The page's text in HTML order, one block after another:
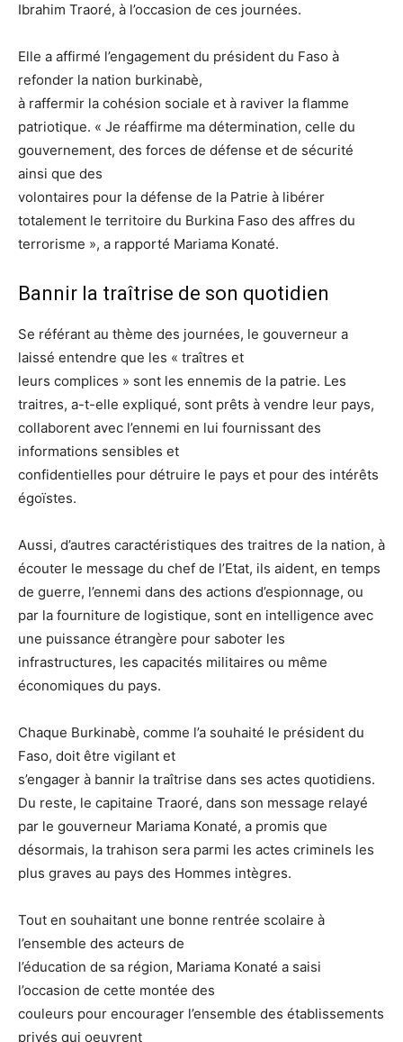
Ibrahim Traoré, à l’occasion de ces journées.
Elle a affirmé l’engagement du président du Faso à
refonder la nation burkinabè,
à raffermir la cohésion sociale et à raviver la flamme
patriotique. « Je réaffirme ma détermination, celle du
gouvernement, des forces de défense et de sécurité
ainsi que des
volontaires pour la défense de la Patrie à libérer
totalement le territoire du Burkina Faso des affres du
terrorisme », a rapporté Mariama Konaté.
Bannir la traîtrise de son quotidien
Se référant au thème des journées, le gouverneur a
laissé entendre que les « traîtres et
leurs complices » sont les ennemis de la patrie. Les
traitres, a-t-elle expliqué, sont prêts à vendre leur pays,
collaborent avec l’ennemi en lui fournissant des
informations sensibles et
confidentielles pour détruire le pays et pour des intérêts
égoïstes.
Aussi, d’autres caractéristiques des traitres de la nation, à
écouter le message du chef de l’Etat, ils aident, en temps
de guerre, l’ennemi dans des actions d’espionnage, ou
par la fourniture de logistique, sont en intelligence avec
une puissance étrangère pour saboter les
infrastructures, les capacités militaires ou même
économiques du pays.
Chaque Burkinabè, comme l’a souhaité le président du
Faso, doit être vigilant et
s’engager à bannir la traîtrise dans ses actes quotidiens.
Du reste, le capitaine Traoré, dans son message relayé
par le gouverneur Mariama Konaté, a promis que
désormais, la trahison sera parmi les actes criminels les
plus graves au pays des Hommes intègres.
Tout en souhaitant une bonne rentrée scolaire à
l’ensemble des acteurs de
l’éducation de sa région, Mariama Konaté a saisi
l’occasion de cette montée des
couleurs pour encourager l’ensemble des établissements
privés qui oeuvrent